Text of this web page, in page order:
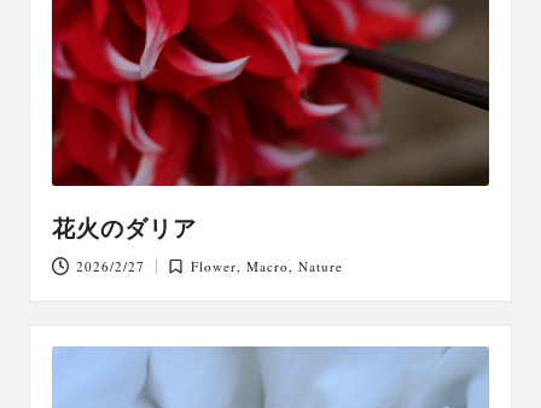
花火のダリア
2026/2/27
Posted
Flower ,Macro ,Nature